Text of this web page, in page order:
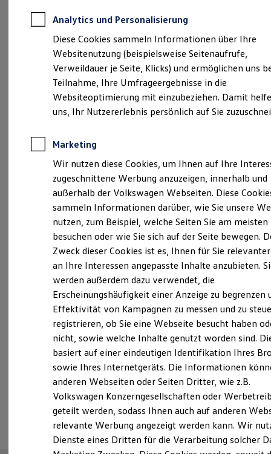
Autokredit mit Schlussrate
Versicherungen und Garantien
Kfz-Versicherung
Restschuldversicherungen
Garantien
Wartungsverträge
Geschäftskunden
Professional Class bei Volkswagen
Großkunden
Behörden
Anpfiff zum Gewinn
Elektroautos
ID. Tutorials
Der neue ID. Polo
Der ID.4
Der ID.4 GTX
Der ID.5 GTX
Der ID.7 GTX
Der ID.7 Tourer
Der ID.7 GTX Tourer
Der neue ID. Cross
Elektrofahrzeugkonzepte
ID. EVERY1
Reichweite
Reichweite der ID. Modelle
Reichweite im Winter
Rekuperation
Laden unterwegs
Laden Zuhause
Ladestationen finden
Ladezeitensimulator
Batterie
Sicherheit
Garantie und Lebensdauer
Probefahrt vereinbaren
Fahrzeugangebot anfordern
Servicetermin buchen
Serviceanfrage stellen
Analytics und Personalisierung
Diese Cookies sammeln Informationen über Ihre
Websitenutzung (beispielsweise Seitenaufrufe,
Verweildauer je Seite, Klicks) und ermöglichen uns
Teilnahme, Ihre Umfrageergebnisse in die
Websiteoptimierung mit einzubeziehen. Damit
uns, Ihr Nutzererlebnis persönlich auf Sie
Marketing
Wir nutzen diese Cookies, um Ihnen auf Ihre
zugeschnittene Werbung anzuzeigen, innerhalb und
außerhalb der Volkswagen Webseiten. Diese
sammeln Informationen darüber, wie Sie unsere
nutzen, zum Beispiel, welche Seiten Sie am meisten
besuchen oder wie Sie sich auf der Seite bewegen.
Zweck dieser Cookies ist es, Ihnen für Sie
an Ihre Interessen angepasste Inhalte anzubieten.
werden außerdem dazu verwendet, die
Erscheinungshäufigkeit einer Anzeige zu begrenzen
Effektivität von Kampagnen zu messen und zu
registrieren, ob Sie eine Webseite besucht haben
nicht, sowie welche Inhalte genutzt worden sind.
basiert auf einer eindeutigen Identifikation Ihres
sowie Ihres Internetgeräts. Die Informationen
anderen Webseiten oder Seiten Dritter, wie z.B.
Volkswagen Konzerngesellschaften oder
geteilt werden, sodass Ihnen auch auf anderen
relevante Werbung angezeigt werden kann. Wir
Dienste eines Dritten für die Verarbeitung solcher